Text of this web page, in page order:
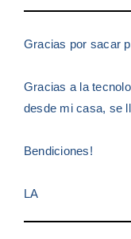
Gracias por sacar
Gracias a la
desde mi casa, se
Bendiciones!
LA